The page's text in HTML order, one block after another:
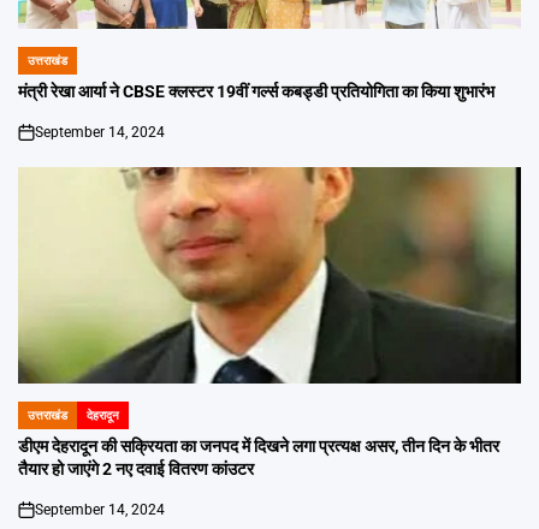
POSTED
IN
उत्तराखंड
मंत्री रेखा आर्या ने CBSE क्लस्टर 19वीं गर्ल्स कबड्डी प्रतियोगिता का किया शुभारंभ
on
September 14, 2024
POSTED
IN
उत्तराखंड देहरादून
डीएम देहरादून की सक्रियता का जनपद में दिखने लगा प्रत्यक्ष असर, तीन दिन के भीतर
तैयार हो जाएंगे 2 नए दवाई वितरण कांउटर
on
September 14, 2024